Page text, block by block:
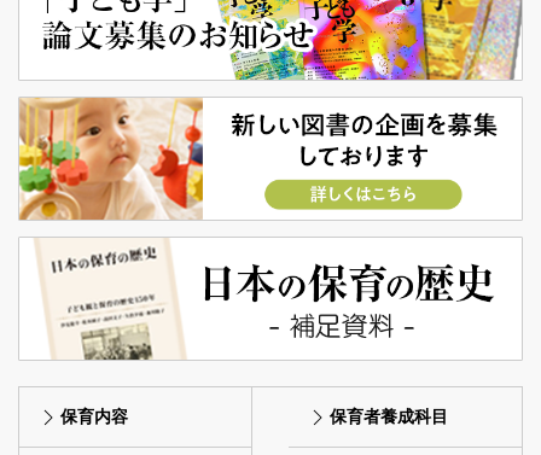
保育内容 保育者養成科目